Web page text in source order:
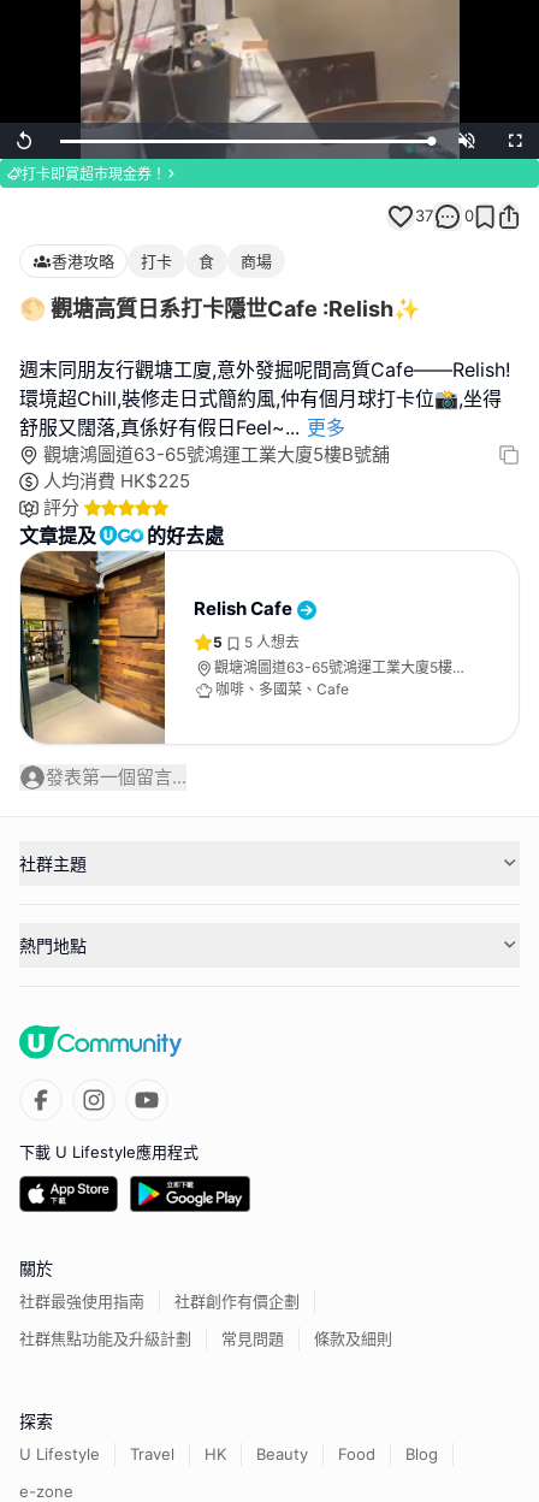
Replay Loaded:
100.00%
Unmute
打卡即賞超市現金券！
37 0
香港攻略 打卡 食 商場
🌕 觀塘高質日系打卡隱世Cafe :Relish✨
週末同朋友行觀塘工廈,意外發掘呢間高質Cafe——Relish!
環境超Chill,裝修走日式簡約風,仲有個月球打卡位📸,坐得
舒服又闊落,真係好有假日Feel~... 更多
觀塘鴻圖道63-65號鴻運工業大廈5樓B號舖
人均消費 HK$225
評分
文章提及 的好去處
Relish Cafe
5 5 人想去
觀塘鴻圖道63-65號鴻運工業大廈5樓B
號舖
咖啡、多國菜、Cafe
發表第一個留言...
社群主題
熱門地點
下載 U Lifestyle應用程式
關於
社群最強使用指南
社群創作有價企劃
社群焦點功能及升級計劃
常見問題 條款及細則
探索
U Lifestyle Travel HK Beauty Food
Blog
e-zone